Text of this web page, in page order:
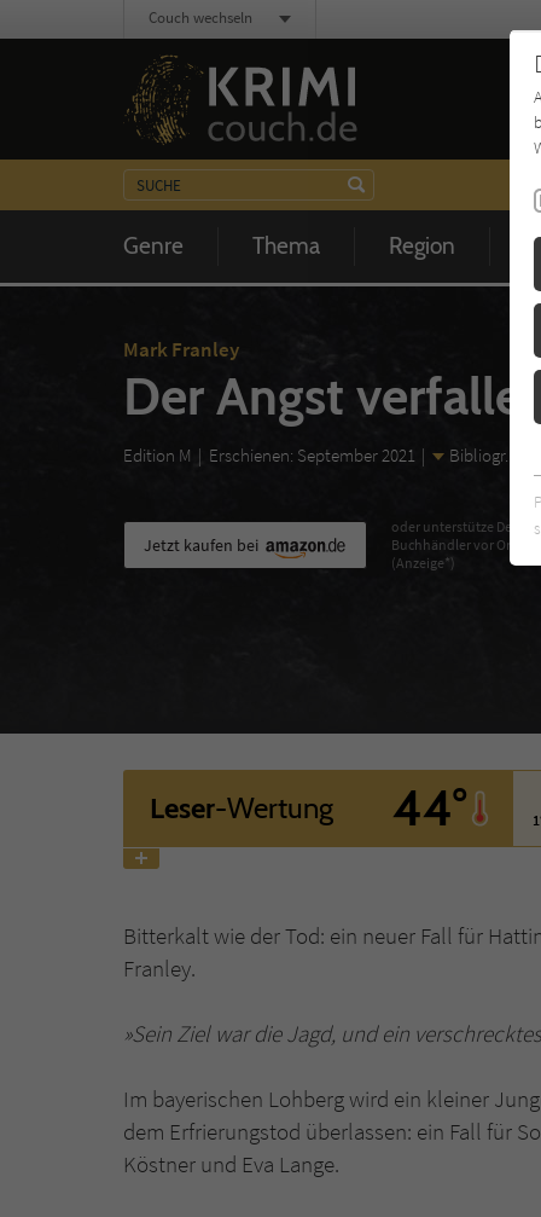
Genre Thema Region
Couch wechseln
Mark Franley
Der Angst verfallen
Edition M Erschienen: September 2021 Bibliogr.
Jetzt kaufen bei
oder unterstütze Deinen
Buchhändler vor Ort
(Anzeige*)
Leser-Wertung 44°
Bitterkalt wie der Tod: ein neuer Fall für
Franley.
»Sein Ziel war die Jagd, und ein
Im bayerischen Lohberg wird ein kleiner
dem Erfrierungstod überlassen: ein Fall für
Köstner und Eva Lange.